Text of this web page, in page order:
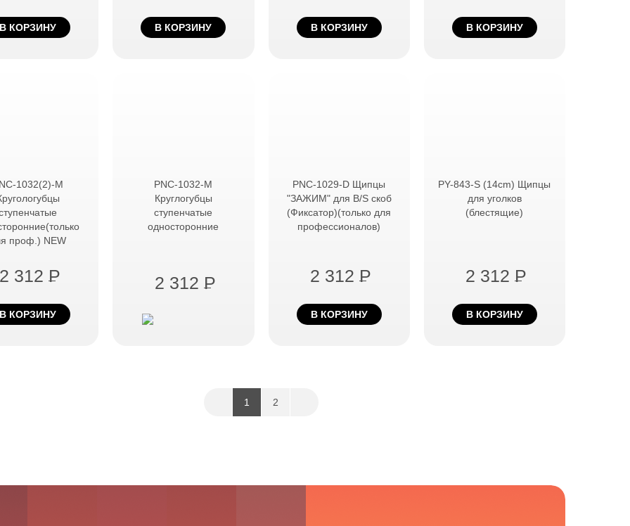
В КОРЗИНУ В КОРЗИНУ В КОРЗИНУ В КОРЗИНУ
1032(2)-М
проф.) NEW
2 312 P
В КОРЗИНУ
PNC-1032-М
Круглогубцы
ступенчатые
односторонние
2 312 P
PNC-1029-D Щипцы
"ЗАЖИМ" для B/S скоб
(Фиксатор)(только для
профессионалов)
2 312P
В КОРЗИНУ
PY-843-S (14cm) Щипцы
для уголков
(блестящие)
2 312P
В КОРЗИНУ
1 2